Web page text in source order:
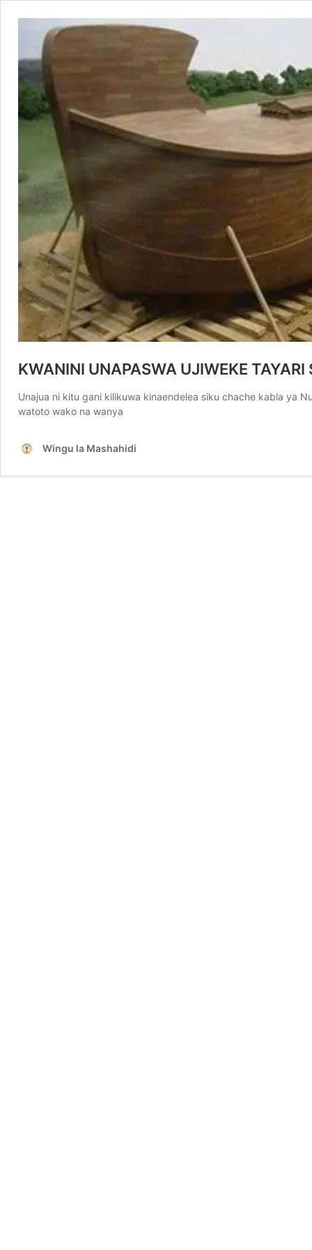
KWANINI UNAPASWA UJIWEKE
Unajua ni kitu gani kilikuwa kinaendelea siku chache kabla ya
watoto wako na wanya
Wingu la Mashahidi